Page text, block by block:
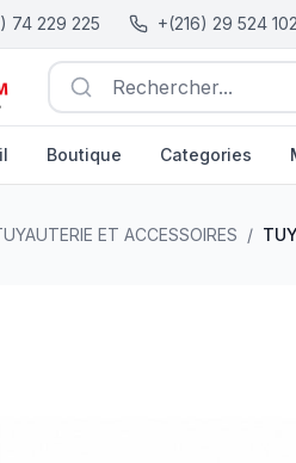
74 229 225 +(216) 29 524 102
Rechercher...
Boutique Categories
ET ACCESSOIRES /